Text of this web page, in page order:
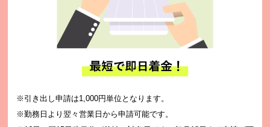
※引き出し申請は1,000円単位となります。
※勤務日より翌々営業日から申請可能です。